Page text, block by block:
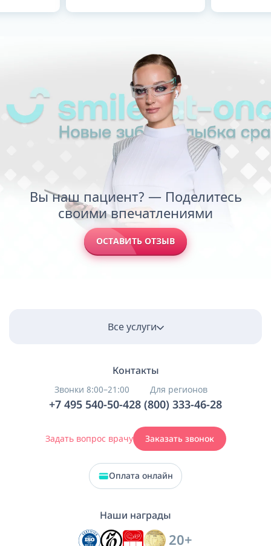
Вы наш пациент? — Поделитесь
своими впечатлениями
ОСТАВИТЬ ОТЗЫВ
Все услуги
Контакты
Звонки 8:00–21:00
+7 495 540-50-42
Для регионов
8 (800) 333-46-28
Задать вопрос врачу Заказать звонок
Оплата онлайн
Наши награды
20+